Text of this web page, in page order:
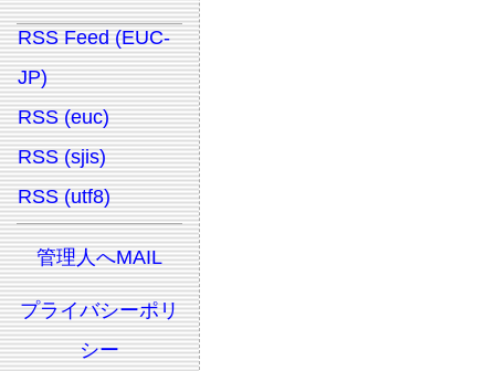
RSS Feed (EUC-
JP)
RSS (euc)
RSS (sjis)
RSS (utf8)
管理人へMAIL
プライバシーポリ
シー